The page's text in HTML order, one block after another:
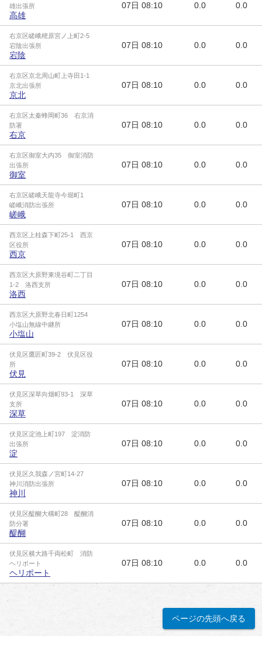
雄出張所
高雄
07日 08:10 0.0 0.0
右京区嵯峨樒原宮ノ上町2-5
宕陰出張所
宕陰
07日 08:10 0.0 0.0
右京区京北周山町上寺田1-1
京北出張所
京北
07日 08:10 0.0 0.0
右京区太秦蜂岡町36 右京消
防署
右京
07日 08:10 0.0 0.0
右京区御室大内35 御室消防
出張所
御室
07日 08:10 0.0 0.0
右京区嵯峨天龍寺今堀町1
嵯峨消防出張所
嵯峨
07日 08:10 0.0 0.0
西京区上桂森下町25-1 西京
区役所
西京
07日 08:10 0.0 0.0
西京区大原野東境谷町二丁目
1-2 洛西支所
洛西
07日 08:10 0.0 0.0
西京区大原野北春日町1254
小塩山無線中継所
小塩山
07日 08:10 0.0 0.0
伏見区鷹匠町39-2 伏見区役
所
伏見
07日 08:10 0.0 0.0
伏見区深草向畑町93-1 深草
支所
深草
07日 08:10 0.0 0.0
伏見区淀池上町197 淀消防
出張所
淀
07日 08:10 0.0 0.0
伏見区久我森ノ宮町14-27
神川消防出張所
神川
07日 08:10 0.0 0.0
伏見区醍醐大構町28 醍醐消
防分署
醍醐
07日 08:10 0.0 0.0
伏見区横大路千両松町 消防
ヘリポート
ヘリポート
07日 08:10 0.0 0.0
ページの先頭へ戻る